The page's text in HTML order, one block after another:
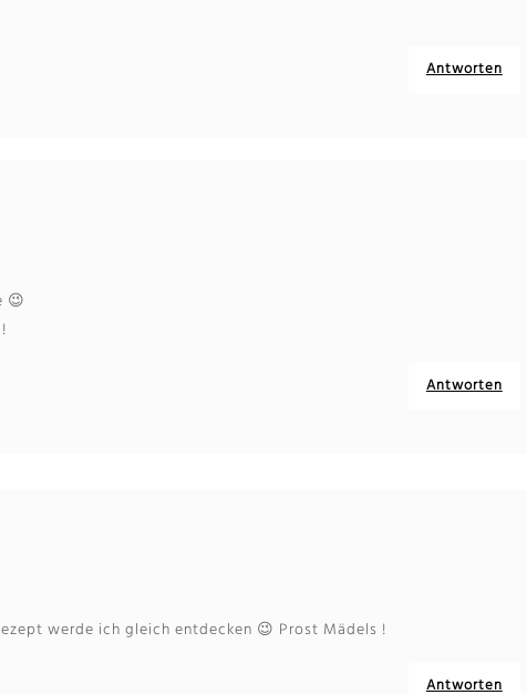
Antworten
😉
Antworten
werde ich gleich entdecken 😉 Prost Mädels !
Antworten